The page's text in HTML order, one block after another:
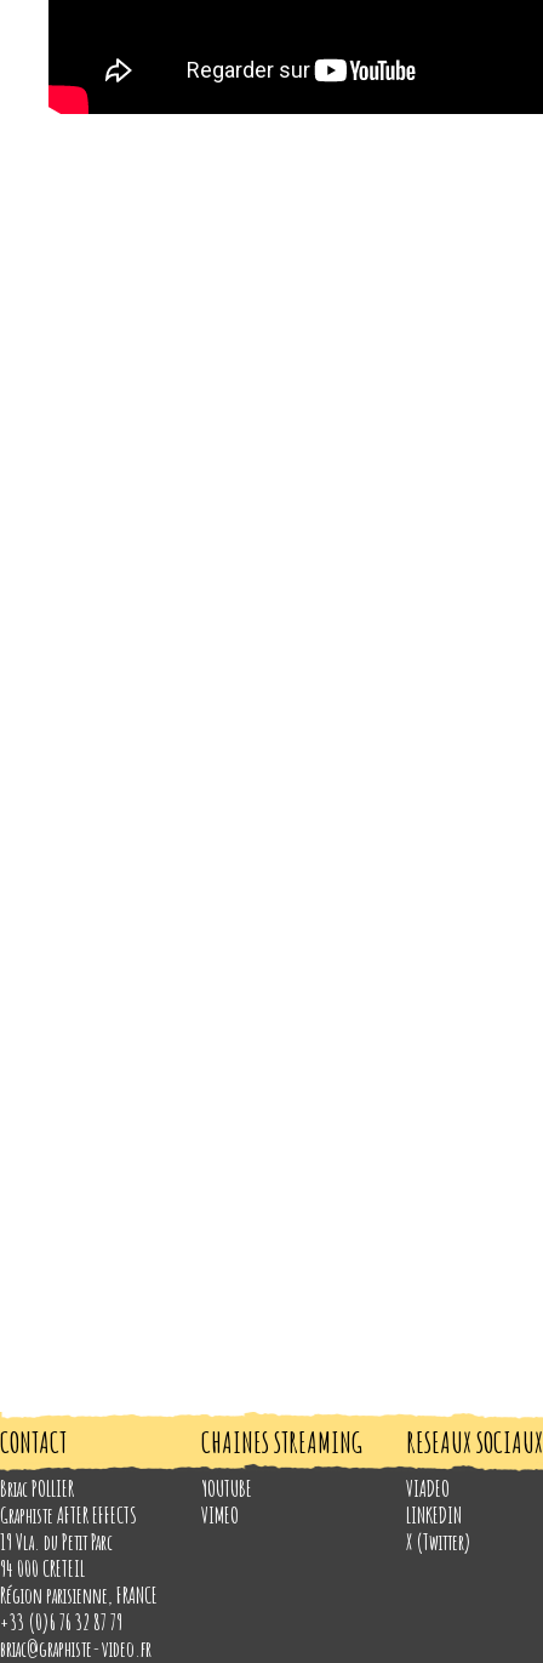
CONTACT
Briac POLLIER
Graphiste AFTER EFFECTS
19 Vla. du Petit Parc
94 000 CRETEIL
Région parisienne FRANCE
+33 (0)6 76 32 87 79
briac@graphiste-video.fr
CHAINES STREAMING
YOUTUBE
VIMEO
RESEAUX SOCIAUX
VIADEO
LINKEDIN
X (Twitter)